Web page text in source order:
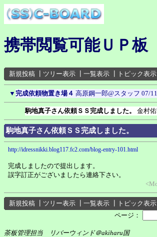
携帯閲覧可能ＵＰ板
新規投稿 ツリー表示 一覧表示 トピック表示
▼ 完成依頼物置き場４ 高原鋼一郎@スタッフ 07/
駒地真子さん依頼ＳＳ完成しました。 金村
駒地真子さん依頼ＳＳ完成しました。
http://idressnikki.blog117.fc2.com/blog-entry-101.html
完成しましたので提出します。
誤字訂正がございましたら連絡下さい。
新規投稿 ツリー表示 一覧表示 トピック表示
ページ：
茶板管理担当 リバーウィンド＠akiharu国